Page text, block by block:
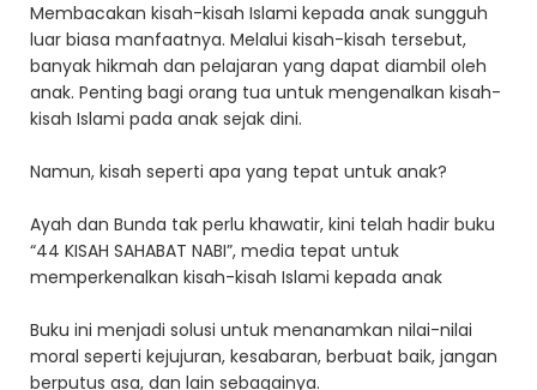
Membacakan kisah-kisah Islami kepada anak sungguh
luar biasa manfaatnya. Melalui kisah-kisah tersebut,
banyak hikmah dan pelajaran yang dapat diambil oleh
anak. Penting bagi orang tua untuk mengenalkan kisah-
kisah Islami pada anak sejak dini.
Namun, kisah seperti apa yang tepat untuk anak?
Ayah dan Bunda tak perlu khawatir, kini telah hadir buku
“44 KISAH SAHABAT NABI”, media tepat untuk
memperkenalkan kisah-kisah Islami kepada anak
Buku ini menjadi solusi untuk menanamkan nilai-nilai
moral seperti kejujuran, kesabaran, berbuat baik, jangan
berputus asa, dan lain sebagainya.